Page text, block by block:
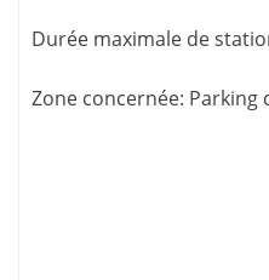
Durée maximale de
Zone concernée: Parking